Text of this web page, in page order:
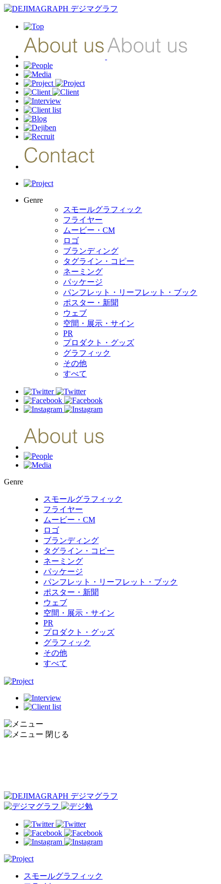
Genre
スモールグラフィック
フライヤー
ムービー・CM
ロゴ
ブランディング
タグライン・コピー
ネーミング
パッケージ
パンフレット・リーフレット・ブック
ポスター・新聞
ウェブ
空間・展示・サイン
PR
プロダクト・グッズ
グラフィック
その他
すべて
Genre
スモールグラフィック
フライヤー
ムービー・CM
ロゴ
ブランディング
タグライン・コピー
ネーミング
パッケージ
パンフレット・リーフレット・ブック
ポスター・新聞
ウェブ
空間・展示・サイン
PR
プロダクト・グッズ
グラフィック
その他
すべて
スモールグラフィック